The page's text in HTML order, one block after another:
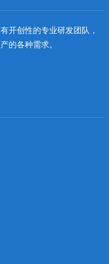
开创性的专业研发团队，
的各种需求。